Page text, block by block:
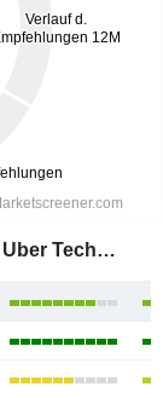
Uber Technologies, Inc.